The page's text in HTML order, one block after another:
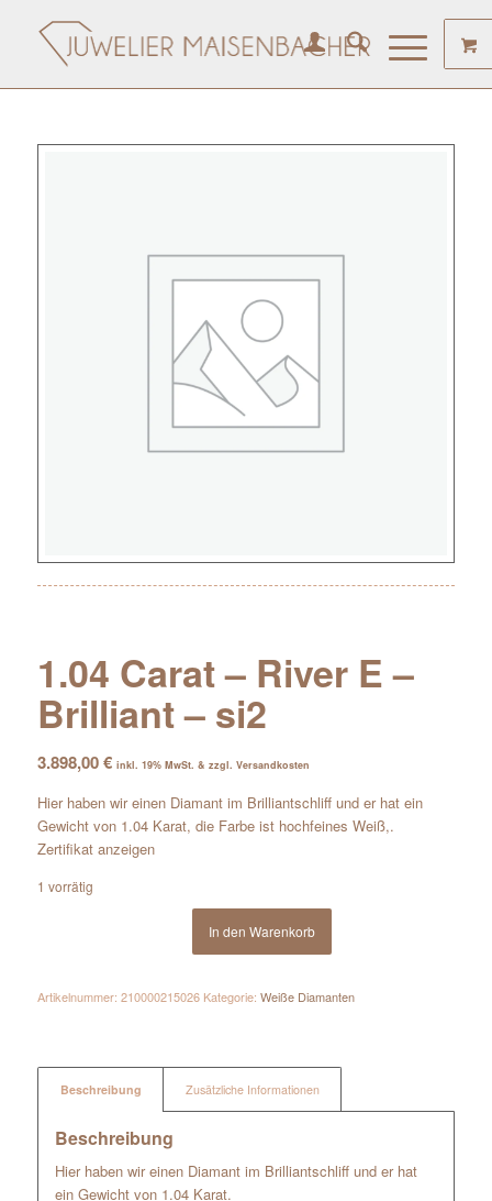
1.04 Carat – River E –
Brilliant – si2
3.898,00€ inkl. 19% MwSt. & zzgl. Versandkosten
Hier haben wir einen Diamant im Brilliantschliff und er hat ein
Gewicht von 1.04 Karat, die Farbe ist hochfeines Weiß,.
Zertifikat anzeigen
1 vorrätig
In den Warenkorb
Artikelnummer: 210000215026 Kategorie: Weiße Diamanten
Beschreibung Zusätzliche Informationen
Beschreibung
Hier haben wir einen Diamant im Brilliantschliff und er hat
ein Gewicht von 1.04 Karat.